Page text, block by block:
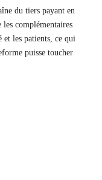
du tiers payant en
les complémentaires
et les patients, ce qui
puisse toucher